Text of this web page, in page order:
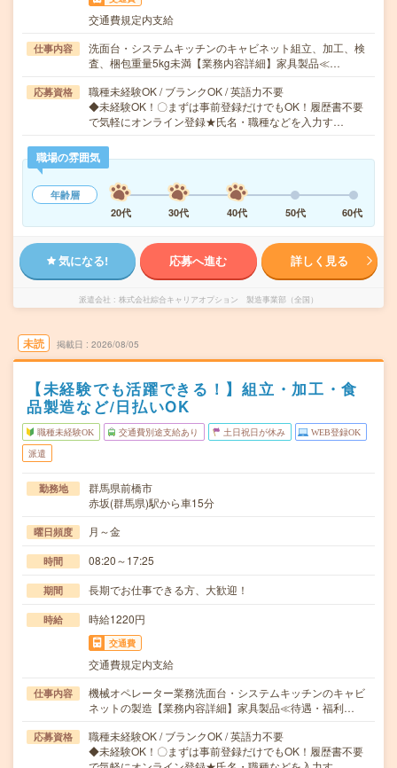
交通費規定内支給
仕事内容
洗面台・システムキッチンのキャビネット組立、加工、検
査、梱包重量5kg未満【業務内容詳細】家具製品≪…
応募資格
職種未経験OK / ブランクOK / 英語力不要
◆未経験OK！〇まずは事前登録だけでもOK！履歴書不要
で気軽にオンライン登録★氏名・職種などを入力す…
職場の雰囲気
年齢層
20代
30代 40代 50代 60代
気になる! 応募へ進む 詳しく見る
派遣会社 株式会社綜合キャリアオプション 製造事業部（全国）
未読 掲載日 2026/08/05
【未経験でも活躍できる！】組立・加工・食
品製造など/日払いOK
職種未経験OK 交通費別途支給あり 土日祝日が休み WEB登録OK
派遣
勤務地
群馬県前橋市
赤坂(群馬県)駅から車15分
曜日頻度 月～金
時間 08:20～17:25
期間 長期でお仕事できる方、大歓迎！
時給 時給1220円
交通費
交通費規定内支給
仕事内容
機械オペレーター業務洗面台・システムキッチンのキャビ
ネットの製造【業務内容詳細】家具製品≪待遇・福利…
応募資格
職種未経験OK / ブランクOK / 英語力不要
◆未経験OK！〇まずは事前登録だけでもOK！履歴書不要